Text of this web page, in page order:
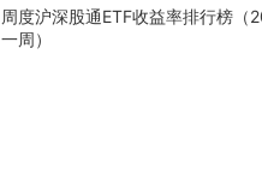
全球领先的绿色航运设备和系统提
08-07 19:09 |
周度沪深股通ETF收益率排行榜（
一周）